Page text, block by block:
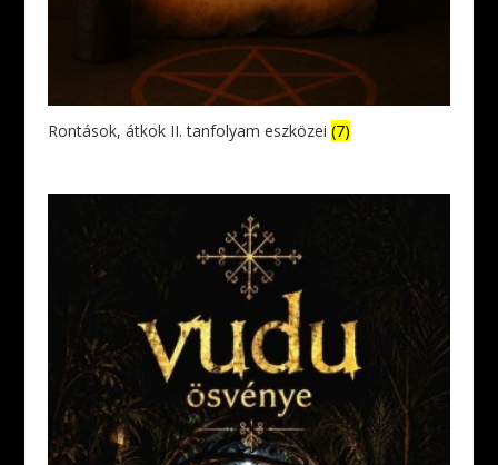
Rontások, átkok II. tanfolyam eszközei (7)